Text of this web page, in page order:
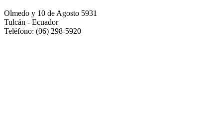
Olmedo y 10 de Agosto 5931
Tulcán - Ecuador
Teléfono: (06) 298-5920